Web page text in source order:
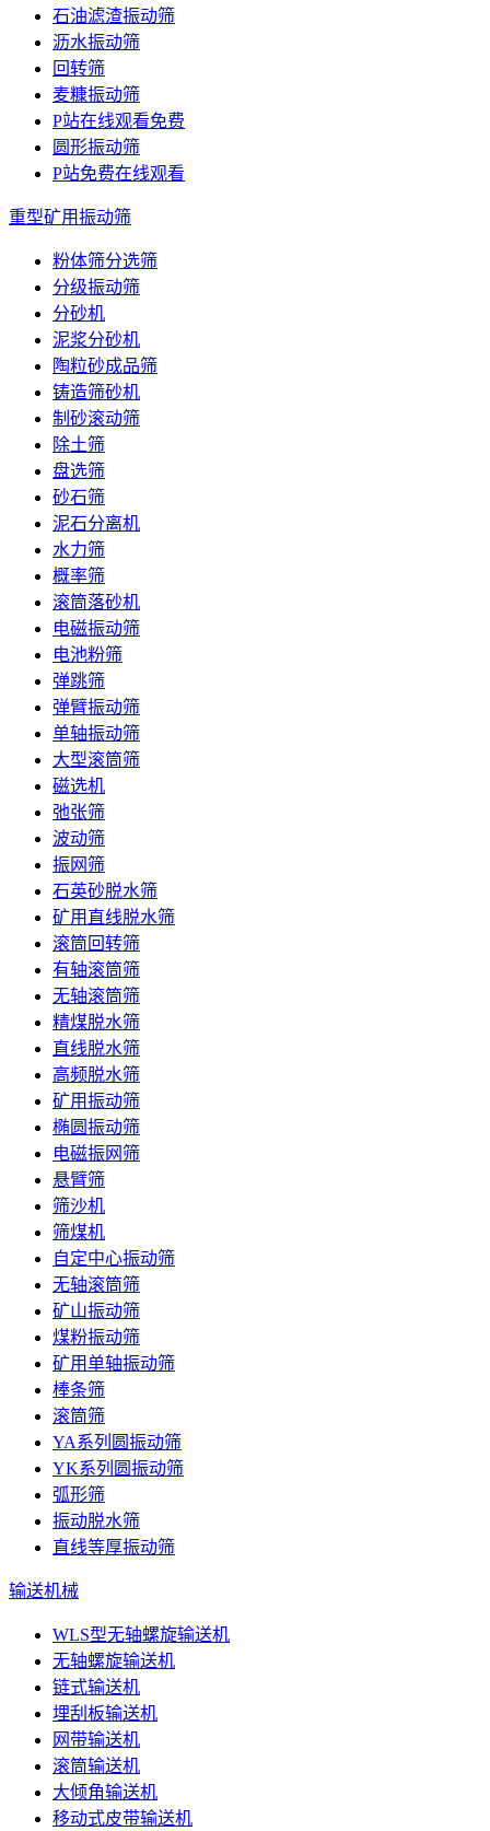
石油滤渣振动筛
沥水振动筛
回转筛
麦糠振动筛
P站在线观看免费
圆形振动筛
P站免费在线观看
重型矿用振动筛
粉体筛分选筛
分级振动筛
分砂机
泥浆分砂机
陶粒砂成品筛
铸造筛砂机
制砂滚动筛
除土筛
盘选筛
砂石筛
泥石分离机
水力筛
概率筛
滚筒落砂机
电磁振动筛
电池粉筛
弹跳筛
弹臂振动筛
单轴振动筛
大型滚筒筛
磁选机
弛张筛
波动筛
振网筛
石英砂脱水筛
矿用直线脱水筛
滚筒回转筛
有轴滚筒筛
无轴滚筒筛
精煤脱水筛
直线脱水筛
高频脱水筛
矿用振动筛
椭圆振动筛
电磁振网筛
悬臂筛
筛沙机
筛煤机
自定中心振动筛
无轴滚筒筛
矿山振动筛
煤粉振动筛
矿用单轴振动筛
棒条筛
滚筒筛
YA系列圆振动筛
YK系列圆振动筛
弧形筛
振动脱水筛
直线等厚振动筛
输送机械
WLS型无轴螺旋输送机
无轴螺旋输送机
链式输送机
埋刮板输送机
网带输送机
滚筒输送机
大倾角输送机
移动式皮带输送机